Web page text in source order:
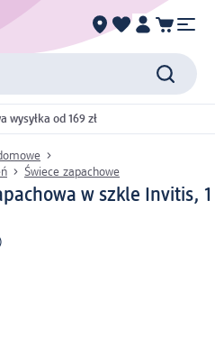
wysyłka od 169 zł
Świece zapachowe
w szkle Invitis, 1